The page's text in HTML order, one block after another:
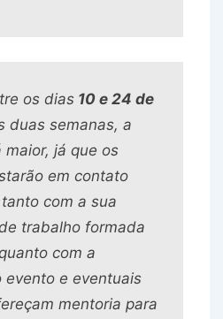
os dias 10 e 24 de
duas semanas, a
já que os
em contato
com a sua
trabalho formada
com a
evento e eventuais
mentoria para